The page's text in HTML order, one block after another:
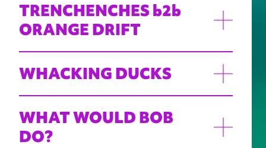
TRENCHENCHES b2b
ORANGE DRIFT
WHACKING DUCKS
WHAT WOULD BOB
DO?